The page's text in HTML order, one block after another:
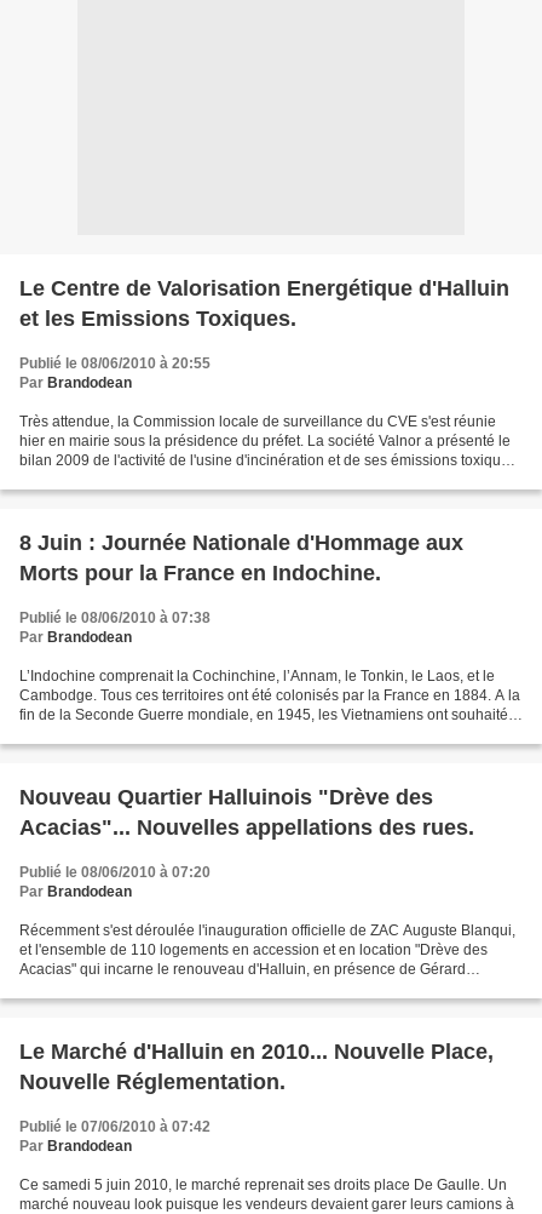
Le Centre de Valorisation Energétique d'Halluin
et les Emissions Toxiques.
Publié le 08/06/2010 à 20:55
Par Brandodean
Très attendue, la Commission locale de surveillance du CVE s'est réunie
hier en mairie sous la présidence du préfet. La société Valnor a présenté le
bilan 2009 de l'activité de l'usine d'incinération et de ses émissions toxiques.
8 Juin : Journée Nationale d'Hommage aux
Morts pour la France en Indochine.
Publié le 08/06/2010 à 07:38
Par Brandodean
L’Indochine comprenait la Cochinchine, l’Annam, le Tonkin, le Laos, et le
Cambodge. Tous ces territoires ont été colonisés par la France en 1884. A la
fin de la Seconde Guerre mondiale, en 1945, les Vietnamiens ont souhaité
Nouveau Quartier Halluinois "Drève des
Acacias"... Nouvelles appellations des rues.
Publié le 08/06/2010 à 07:20
Par Brandodean
Récemment s'est déroulée l'inauguration officielle de ZAC Auguste Blanqui,
et l'ensemble de 110 logements en accession et en location "Drève des
Acacias" qui incarne le renouveau d'Halluin, en présence de Gérard
Le Marché d'Halluin en 2010... Nouvelle Place,
Nouvelle Réglementation.
Publié le 07/06/2010 à 07:42
Par Brandodean
Ce samedi 5 juin 2010, le marché reprenait ses droits place De Gaulle. Un
marché nouveau look puisque les vendeurs devaient garer leurs camions à